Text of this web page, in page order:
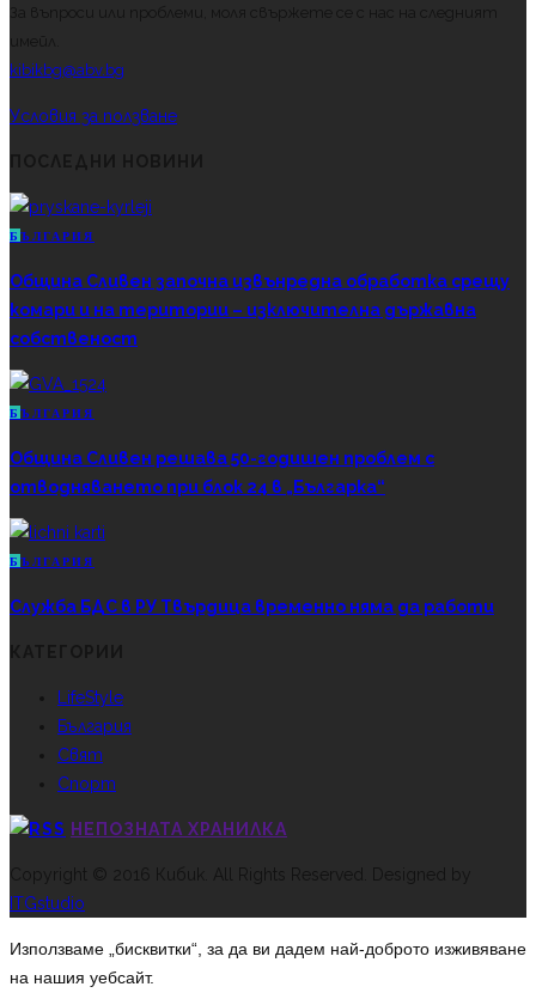
За въпроси или проблеми, моля свържете се с нас на следният
имейл.
kibikbg@abv.bg
Условия за ползване
Б ЪЛГАРИЯ
Община Сливен започна извънредна обработка срещу
комари и на територии – изключителна държавна
собственост
Б ЪЛГАРИЯ
Община Сливен решава 50-годишен проблем с
отводняването при блок 24 в „Българка“
Б ЪЛГАРИЯ
Служба БДС в РУ Твърдица временно няма да работи
LifeStyle
България
Свят
Спорт
НЕПОЗНАТА ХРАНИЛКА
Copyright © 2016 Кибик. All Rights Reserved. Designed by
ITGstudio
Използваме „бисквитки“, за да ви дадем най-доброто изживяване
на нашия уебсайт.